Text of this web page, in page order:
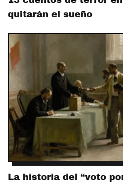
quitarán el sueño
La historia del “voto